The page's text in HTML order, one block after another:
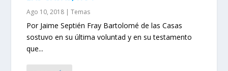
Ago 10, 2018 |Temas
Por Jaime Septién Fray Bartolomé de las Casas
sostuvo en su última voluntad y en su testamento
que...